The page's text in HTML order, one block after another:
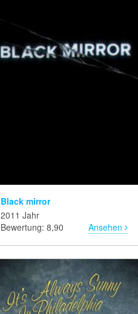
Black mirror
2011 Jahr
Bewertung: 8,90
Ansehen